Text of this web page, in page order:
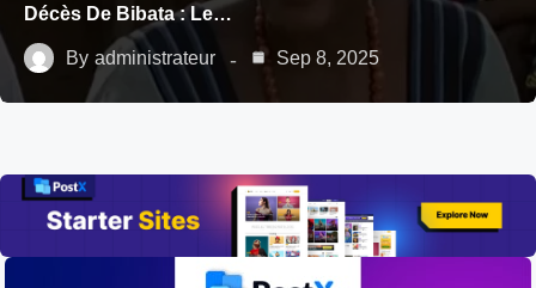
Décès De Bibata : Le…
By administrateur Sep 8, 2025